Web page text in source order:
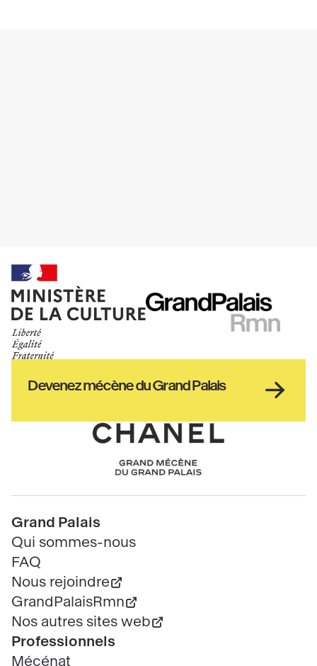
Ministère
de
la
Haut
de
Devenez mécène du Grand Palais
Chanel
Pied
de
page
Grand Palais
Qui sommes-nous
FAQ
Nous rejoindre
GrandPalaisRmn
Nos autres sites web
Professionnels
Mécénat